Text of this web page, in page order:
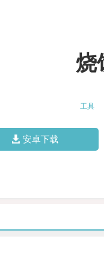
烧
工具
安卓下载